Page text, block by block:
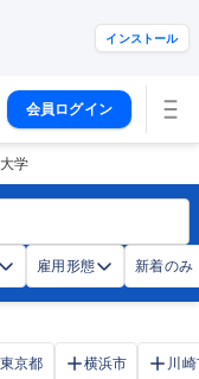
インストール
会員ログイン
学
雇用形態 新着のみ
東京都 横浜市 川